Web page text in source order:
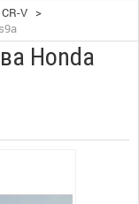
V >
Honda